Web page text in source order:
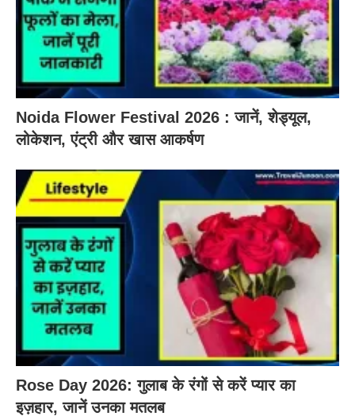
Noida Flower Festival 2026 : जानें, शेड्यूल,
लोकेशन, एंट्री और खास आकर्षण
Rose Day 2026: गुलाब के रंगों से करें प्यार का
इज़हार, जानें उनका मतलब